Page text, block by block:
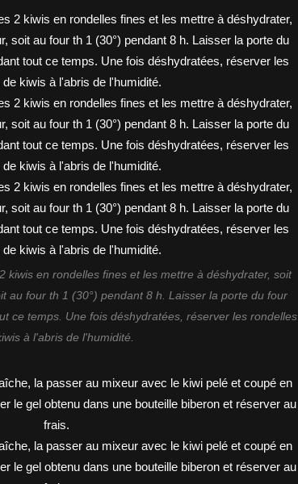
kiwis en rondelles fines et les mettre à déshydrater, soit
au four th 1 (30°) pendant 8 h. Laisser la porte du four
ce temps. Une fois déshydratées, réserver les rondelles
à l'abris de l'humidité.